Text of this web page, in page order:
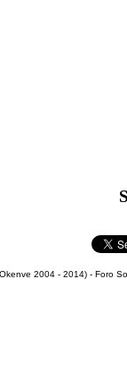
2004 - 2014) - Foro